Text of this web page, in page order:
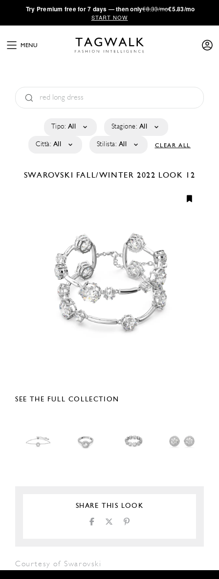
·Try Premium free for 7 days — then only€8.33/mo€5.83/mo
START NOW
MENU
Tipo: All Stagione: All
Città: All Stilista: All CLEAR ALL
SWAROVSKI FALL/WINTER 2022 LOOK 12
SEE THE FULL COLLECTION
SHARE THIS LOOK
Courtesy of Swarovski